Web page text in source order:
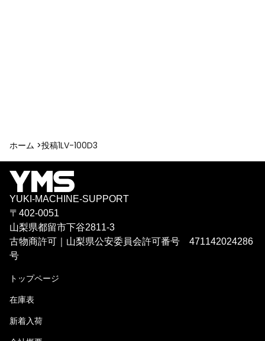
ホーム >投稿1LV-100D3
YUKI-MACHINE-SUPPORT
〒402-0051
山梨県都留市下谷2811-3
古物商許可｜山梨県公安委員会許可番号 471142024286
号
トップページ
在庫表
新着入荷